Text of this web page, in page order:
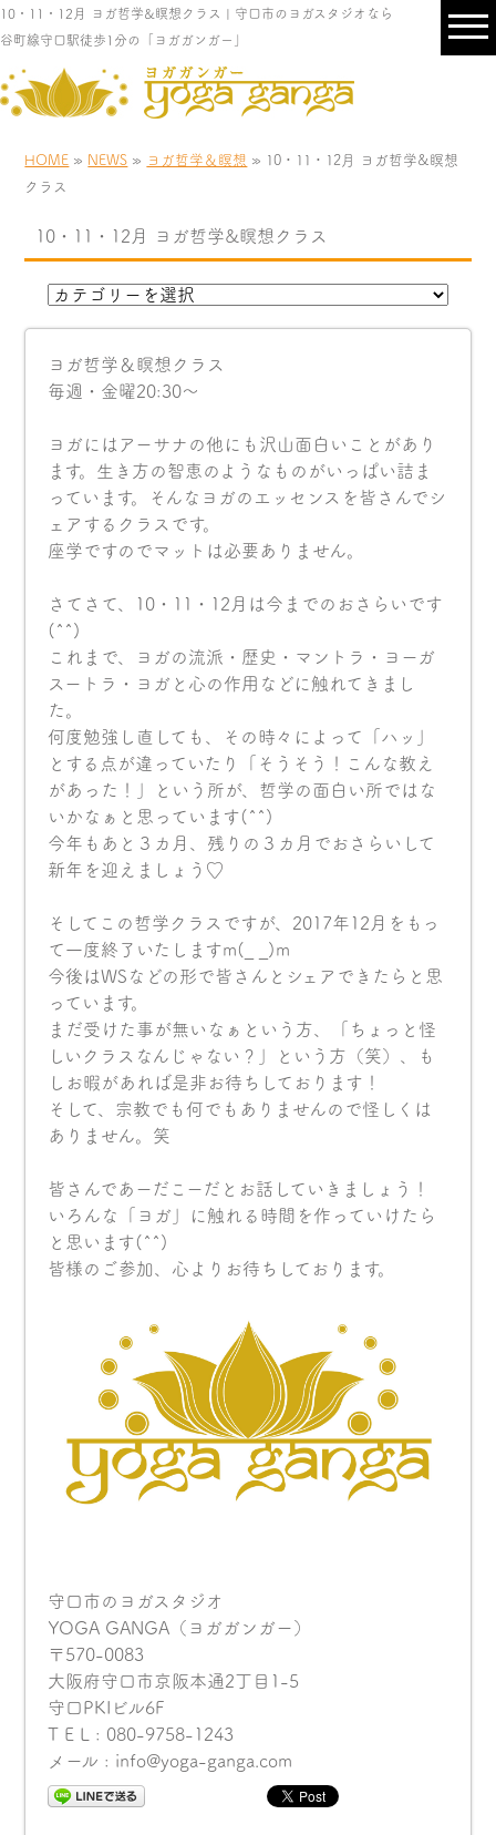
10・11・12月 ヨガ哲学&瞑想クラス | 守口市のヨガスタジオなら
谷町線守口駅徒歩1分の「ヨガガンガー」
HOME » NEWS » ヨガ哲学＆瞑想 » 10・11・12月 ヨガ哲学&瞑想
クラス
10・11・12月 ヨガ哲学&瞑想クラス
ヨガ哲学＆瞑想クラス
毎週・金曜20:30〜
ヨガにはアーサナの他にも沢山面白いことがあり
ます。生き方の智恵のようなものがいっぱい詰ま
っています。そんなヨガのエッセンスを皆さんでシ
ェアするクラスです。
座学ですのでマットは必要ありません。
さてさて、10・11・12月は今までのおさらいです
(^^)
これまで、ヨガの流派・歴史・マントラ・ヨーガ
スートラ・ヨガと心の作用などに触れてきまし
た。
何度勉強し直しても、その時々によって「ハッ」
とする点が違っていたり「そうそう！こんな教え
があった！」という所が、哲学の面白い所ではな
いかなぁと思っています(^^)
今年もあと３カ月、残りの３カ月でおさらいして
新年を迎えましょう♡
そしてこの哲学クラスですが、2017年12月をもっ
て一度終了いたしますm(_ _)m
今後はWSなどの形で皆さんとシェアできたらと思
っています。
まだ受けた事が無いなぁという方、「ちょっと怪
しいクラスなんじゃない？」という方（笑）、も
しお暇があれば是非お待ちしております！
そして、宗教でも何でもありませんので怪しくは
ありません。笑
皆さんであーだこーだとお話していきましょう！
いろんな「ヨガ」に触れる時間を作っていけたら
と思います(^^)
皆様のご参加、心よりお待ちしております。
守口市のヨガスタジオ
YOGA GANGA（ヨガガンガー）
〒570-0083
大阪府守口市京阪本通2丁目1-5
守口PKIビル6F
T E L : 080-9758-1243
メール : info@yoga-ganga.com